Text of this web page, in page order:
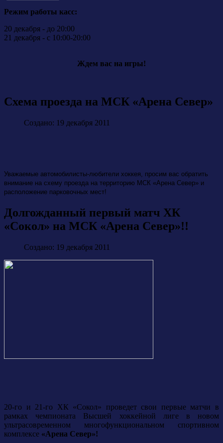
Режим работы касс:
20 декабря - до 20:00
21 декабря - с 10:00-20:00
Ждем вас на игры!
Схема проезда на МСК «Арена Север»
Создано: 19 декабря 2011
Уважаемые автомобилисты-любители хоккея, просим вас обратить
внимание на схему проезда на территорию МСК «Арена Север» и
расположение парковочных мест!
Долгожданный первый матч ХК
«Сокол» на МСК «Арена Север»!!
Создано: 19 декабря 2011
20-го и 21-го ХК «Сокол» проведет свои первые матчи в
рамках чемпионата Высшей хоккейной лиге в новом
ультрасовременном многофункциональном спортивном
комплексе «Арена Север»!